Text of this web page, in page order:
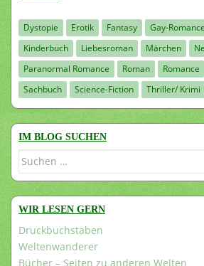
Dystopie Erotik Fantasy Gay-Romance
Kinderbuch
Liebesroman Märchen
Paranormal Romance
Roman Romance
Sachbuch
Science-Fiction Thriller/ Krimi
IM BLOG SUCHEN
Suchen
WIR LESEN GERN
Druckbuchstaben
Weltenwanderer
Bücher – Seiten zu anderen Welten